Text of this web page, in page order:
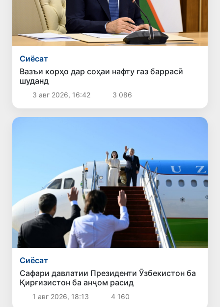
Сиёсат
Вазъи корҳо дар соҳаи нафту газ баррасӣ
шуданд
3 авг 2026, 16:42 3 086
Сиёсат
Сафари давлатии Президенти Ӯзбекистон ба
Қирғизистон ба анҷом расид
1 авг 2026, 18:13 4 160